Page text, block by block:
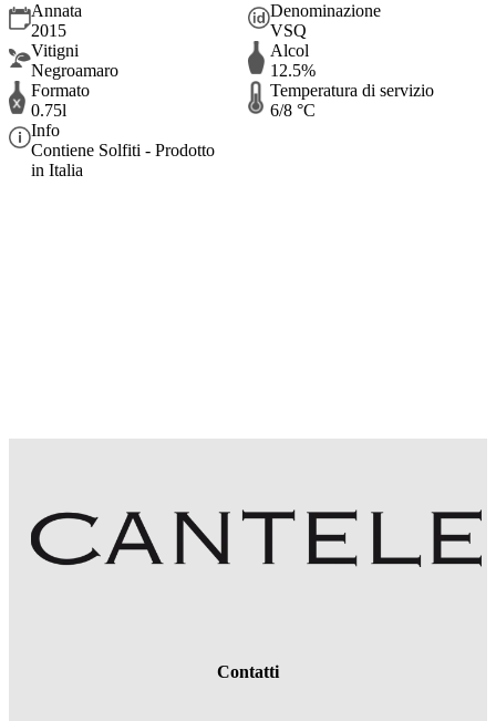
Annata
2015
Denominazione
VSQ
Vitigni
Negroamaro
Alcol
12.5%
Formato
0.75l
Temperatura di servizio
6/8 °C
Info
Contiene Solfiti - Prodotto
in Italia
Contatti